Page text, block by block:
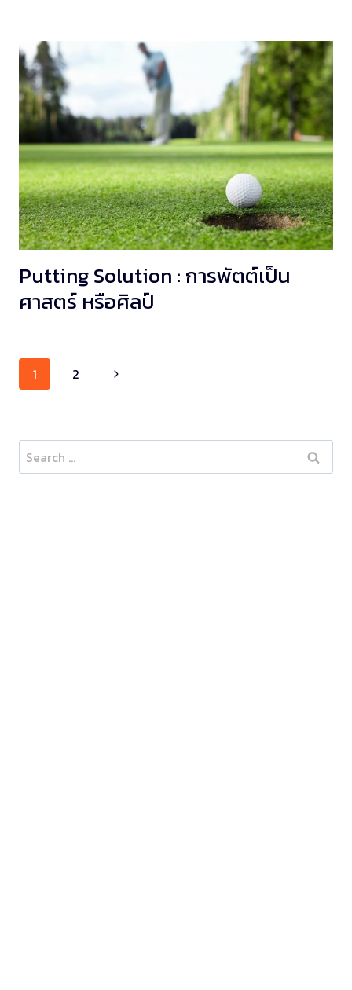
Putting Solution : การพัตต์เป็น
ศาสตร์ หรือศิลป์
Page
navigation
1 2
Search
for: